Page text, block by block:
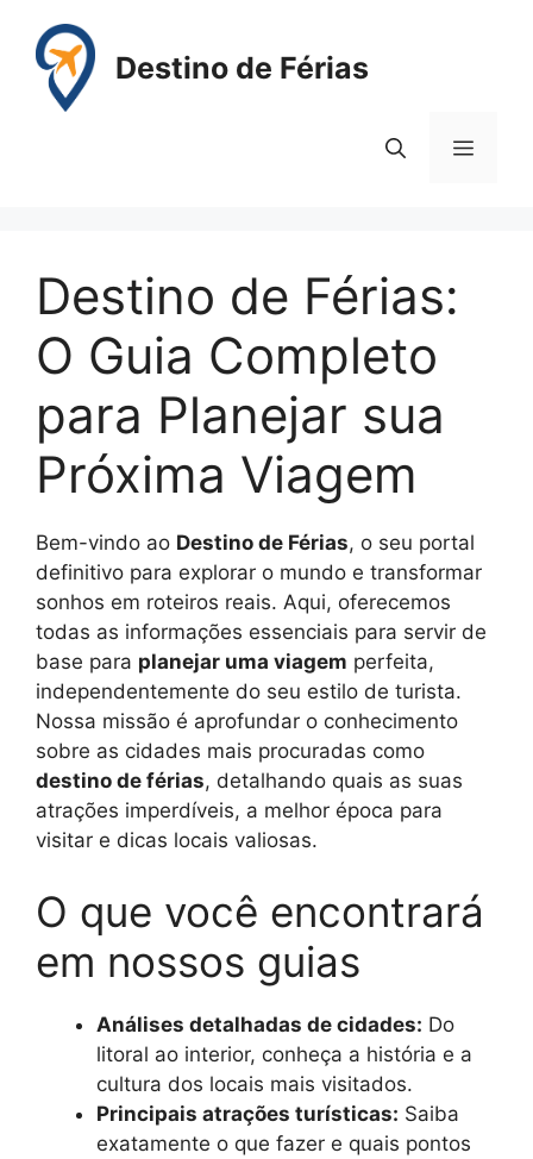
para
conteúdo
Destino de Férias
Menu
Destino de Férias:
O Guia Completo
para Planejar sua
Próxima Viagem
Bem-vindo ao Destino de Férias, o seu portal
definitivo para explorar o mundo e transformar
sonhos em roteiros reais. Aqui, oferecemos
todas as informações essenciais para servir de
base para planejar uma viagem perfeita,
independentemente do seu estilo de turista.
Nossa missão é aprofundar o conhecimento
sobre as cidades mais procuradas como
destino de férias, detalhando quais as suas
atrações imperdíveis, a melhor época para
visitar e dicas locais valiosas.
O que você encontrará
em nossos guias
Análises detalhadas de cidades: Do
litoral ao interior, conheça a história e a
cultura dos locais mais visitados.
Principais atrações turísticas: Saiba
exatamente o que fazer e quais pontos